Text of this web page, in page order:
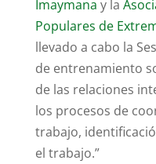
Imaymana y la
Populares de
llevado a cabo la
de entrenamiento
de las relaciones
los procesos de
trabajo,
el trabajo.”